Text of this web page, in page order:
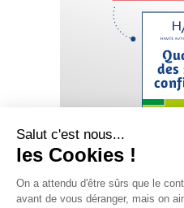
Mentions légalesPolitique